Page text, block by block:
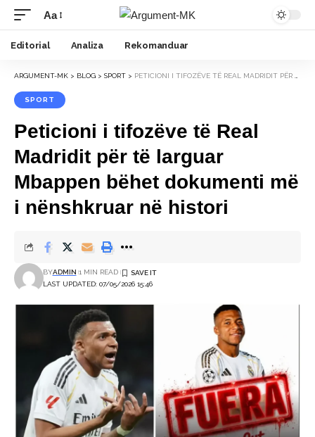
Font
Resizer
Aa
Editorial Analiza Rekomanduar
ARGUMENT-MK > BLOG > SPORT > PETICIONI I TIFOZËVE TË REAL MADRIDIT PËR TË LARGUAR MBAPPEN BËHET DOKUMENTI MË I NËNSHKRUAR NË HISTORI
SPORT
Peticioni i tifozëve të Real
Madridit për të larguar
Mbappen bëhet dokumenti më
i nënshkruar në histori
LAST UPDATED: 07/05/2026 15:46
BYADMIN 1 MIN READ